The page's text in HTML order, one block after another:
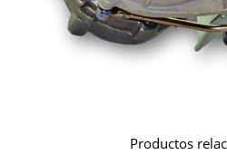
Productos